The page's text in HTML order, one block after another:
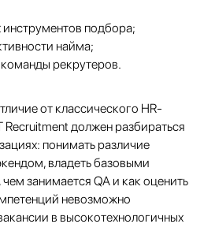
подбора;
найма;
рекрутеров.
от классического HR-
Recruitment должен разбираться
понимать различие
владеть базовыми
занимается QA и как оценить
невозможно
в высокотехнологичных